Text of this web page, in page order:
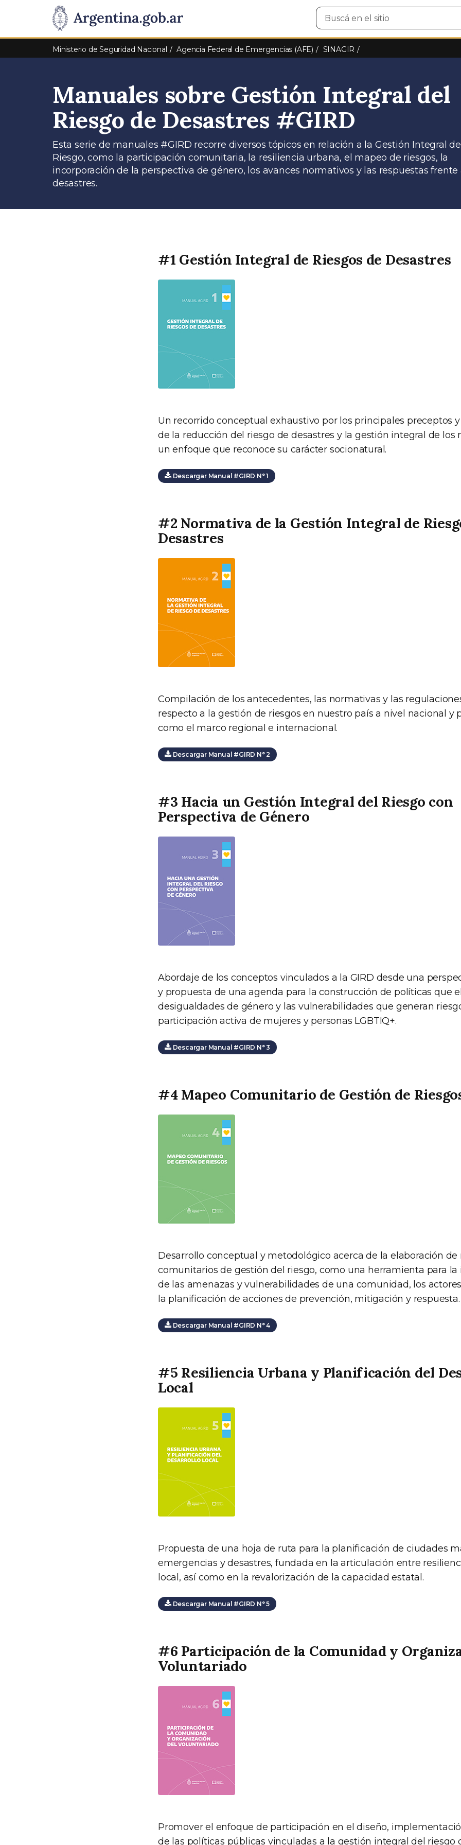
Presidencia
de
Pasar al contenido principal
Buscar
en
sitio
Ministerio de Seguridad Nacional Agencia Federal de Emergencias (AFE) SINAGIR
Manuales sobre Gestión Integral del
Riesgo de Desastres #GIRD
Esta serie de manuales #GIRD recorre diversos tópicos en relación a la Gestión Integral
Riesgo, como la participación comunitaria, la resiliencia urbana, el mapeo de riesgos, la
incorporación de la perspectiva de género, los avances normativos y las respuestas frente
desastres.
#1 Gestión Integral de Riesgos de Desastres
Un recorrido conceptual exhaustivo por los principales preceptos
de la reducción del riesgo de desastres y la gestión integral de los
un enfoque que reconoce su carácter socionatural.
Descargar Manual #GIRD N° 1
#2 Normativa de la Gestión Integral de
Desastres
Compilación de los antecedentes, las normativas y las
respecto a la gestión de riesgos en nuestro país a nivel nacional y
como el marco regional e internacional.
Descargar Manual #GIRD N° 2
#3 Hacia un Gestión Integral del Riesgo con
Perspectiva de Género
Abordaje de los conceptos vinculados a la GIRD desde una
y propuesta de una agenda para la construcción de políticas que
desigualdades de género y las vulnerabilidades que generan
participación activa de mujeres y personas LGBTIQ+.
Descargar Manual #GIRD N° 3
#4 Mapeo Comunitario de Gestión de
Desarrollo conceptual y metodológico acerca de la elaboración de
comunitarios de gestión del riesgo, como una herramienta para
de las amenazas y vulnerabilidades de una comunidad, los
la planificación de acciones de prevención, mitigación y respuesta.
Descargar Manual #GIRD N° 4
#5 Resiliencia Urbana y Planificación del
Local
Propuesta de una hoja de ruta para la planificación de ciudades
emergencias y desastres, fundada en la articulación entre
local, así como en la revalorización de la capacidad estatal.
Descargar Manual #GIRD N° 5
#6 Participación de la Comunidad y
Voluntariado
Promover el enfoque de participación en el diseño,
de las políticas públicas vinculadas a la gestión integral del riesgo